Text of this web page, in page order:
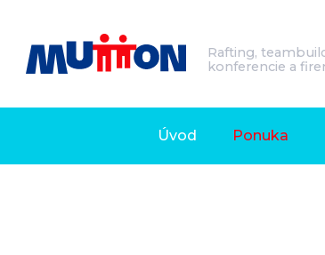
Rafting,
konferencie a
Úvod Ponuka